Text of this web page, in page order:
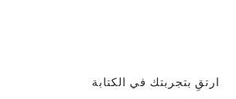
ارتقِ بتجربتك في الكتابة